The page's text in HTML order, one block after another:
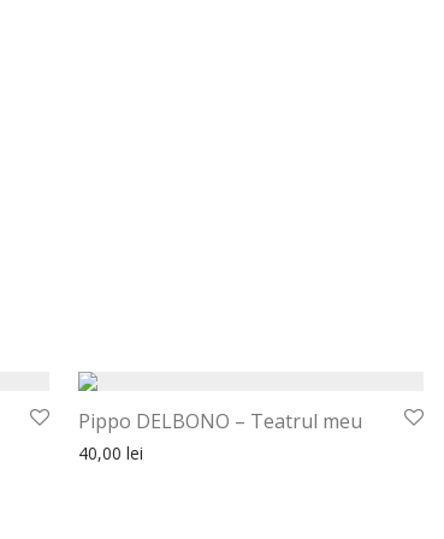
Pippo DELBONO – Teatrul meu
40,00 lei